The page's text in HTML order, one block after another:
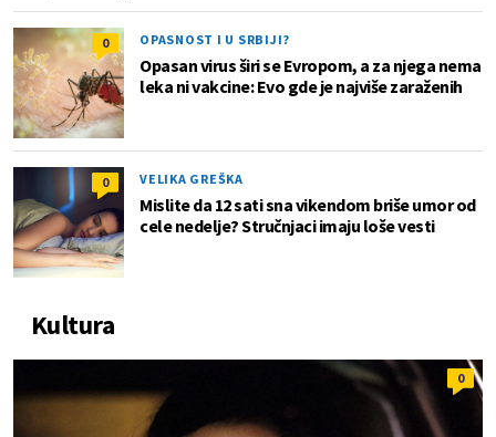
0 OPASNOST I U SRBIJI?
Opasan virus širi se Evropom, a za njega nema
leka ni vakcine: Evo gde je najviše zaraženih
0 VELIKA GREŠKA
Mislite da 12 sati sna vikendom briše umor od
cele nedelje? Stručnjaci imaju loše vesti
Kultura
0